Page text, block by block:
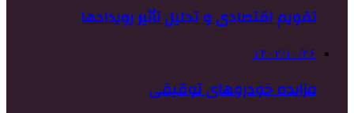
تقویم اقتصادی و تحلیل تأثیر رویدادها
۱۴۰۲/۱۰/۲۶
مزایده خودروهای توقیفی